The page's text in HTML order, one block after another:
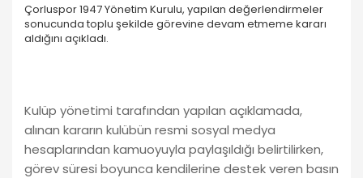
Çorluspor 1947 Yönetim Kurulu, yapılan değerlendirmeler
sonucunda toplu şekilde görevine devam etmeme kararı
aldığını açıkladı.
Kulüp yönetimi tarafından yapılan açıklamada,
alınan kararın kulübün resmi sosyal medya
hesaplarından kamuoyuyla paylaşıldığı belirtilirken,
görev süresi boyunca kendilerine destek veren basın